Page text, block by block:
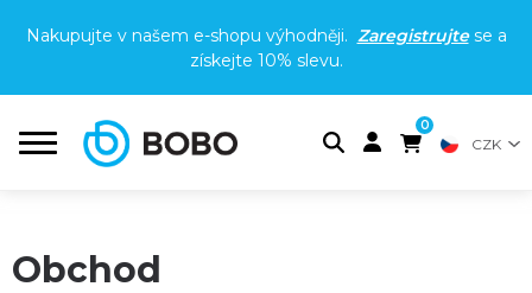
Nakupujte v našem e-shopu výhodněji. Zaregistrujtese a
získejte 10% slevu.
0
CZK
Obchod